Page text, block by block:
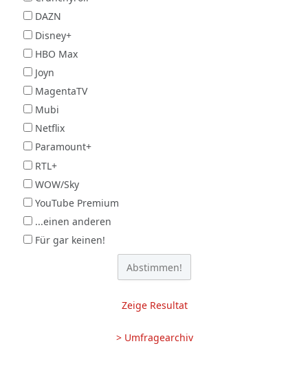
DAZN
Disney+
HBO Max
Joyn
MagentaTV
Mubi
Netflix
Paramount+
RTL+
WOW/Sky
YouTube Premium
...einen anderen
Für gar keinen!
Zeige Resultat
> Umfragearchiv